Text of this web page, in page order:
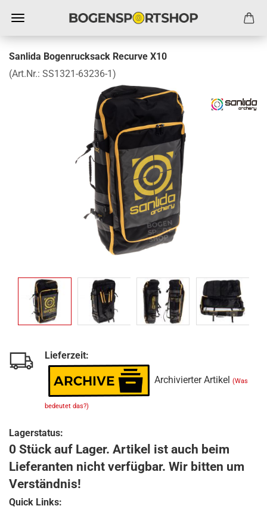
Sanlida Bogenrucksack Recurve X10
(Art.Nr.: SS1321-63236-1)
Lieferzeit:
Archivierter Artikel (Was
bedeutet das?)
Lagerstatus:
0 Stück auf Lager. Artikel ist auch beim
Lieferanten nicht verfügbar. Wir bitten um
Verständnis!
Quick Links: